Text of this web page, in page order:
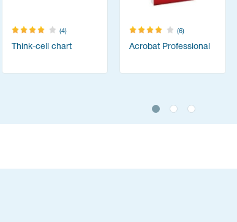
(4)
Think-cell chart
(6)
Acrobat Professional